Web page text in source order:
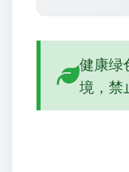
健康绿
境，禁